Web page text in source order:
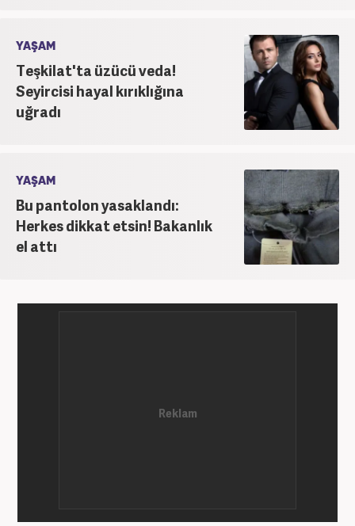
YAŞAM
Teşkilat'ta üzücü veda!
Seyircisi hayal kırıklığına
uğradı
YAŞAM
Bu pantolon yasaklandı:
Herkes dikkat etsin! Bakanlık
el attı